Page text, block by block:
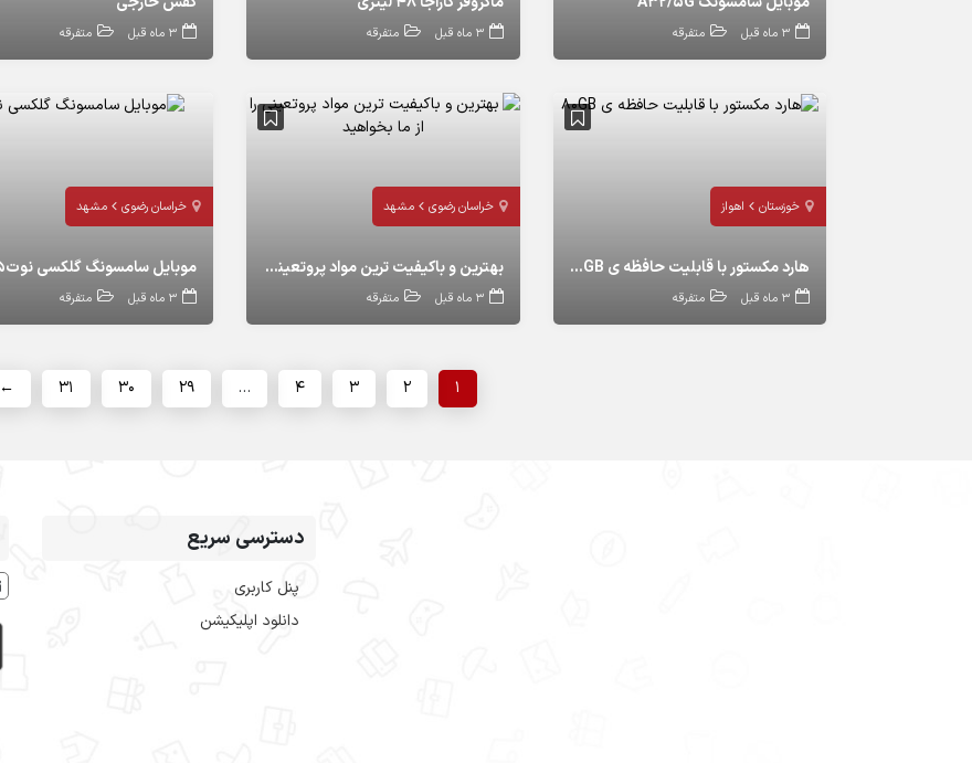
3 ماه قبل متفرقه 3 ماه قبل متفرقه 3 ماه قبل متفرقه
خوزستان اهواز
هارد مکستور با قابلیت حافظه ی 80GB
3 ماه قبل متفرقه
خراسان رضوی مشهد
بهترین و باکیفیت ترین مواد پروتعینی را از ما بخواهید
3 ماه قبل متفرقه
خراسان رضوی مشهد
موبایل سامسونگ گلکسی نوت۵
3 ماه قبل متفرقه
1
2
3
4
…
29
30
31
←
دسترسی سریع
پنل کاربری
دانلود اپلیکیشن